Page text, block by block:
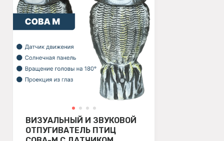
ВИЗУАЛЬНЫЙ И ЗВУКОВОЙ
ОТПУГИВАТЕЛЬ ПТИЦ